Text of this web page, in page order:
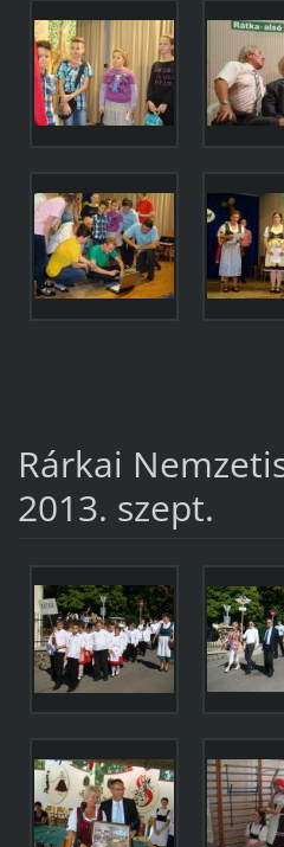
Rárkai
2013. szept.